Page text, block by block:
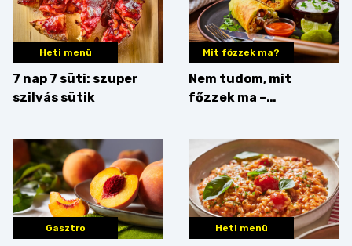
Heti menü
7 nap 7 süti: szuper
szilvás sütik
Mit főzzek ma?
Nem tudom, mit
főzzek ma –
Gasztro Heti menü